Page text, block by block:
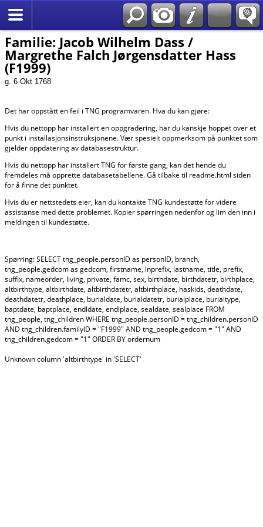
Familie: Jacob Wilhelm Dass /
Margrethe Falch Jørgensdatter Hass
(F1999)
g. 6 Okt 1768
Det har oppstått en feil i TNG programvaren. Hva du kan gjøre:
Hvis du nettopp har installert en oppgradering, har du kanskje hoppet over et
punkt i installasjonsinstruksjonene. Vær spesielt oppmerksom på punktet som
gjelder oppdatering av databasestruktur.
Hvis du nettopp har installert TNG for første gang, kan det hende du
fremdeles må opprette databasetabellene. Gå tilbake til readme.html siden
for å finne det punktet.
Hvis du er nettstedets eier, kan du kontakte TNG kundestøtte for videre
assistanse med dette problemet. Kopier spørringen nedenfor og lim den inn i
meldingen til kundestøtte.
Spørring: SELECT tng_people.personID as personID, branch,
tng_people.gedcom as gedcom, firstname, lnprefix, lastname, title, prefix,
suffix, nameorder, living, private, famc, sex, birthdate, birthdatetr, birthplace,
altbirthtype, altbirthdate, altbirthdatetr, altbirthplace, haskids, deathdate,
deathdatetr, deathplace, burialdate, burialdatetr, burialplace, burialtype,
baptdate, baptplace, endldate, endlplace, sealdate, sealplace FROM
tng_people, tng_children WHERE tng_people.personID = tng_children.personID
AND tng_children.familyID = "F1999" AND tng_people.gedcom = "1" AND
tng_children.gedcom = "1" ORDER BY ordernum
Unknown column 'altbirthtype' in 'SELECT'